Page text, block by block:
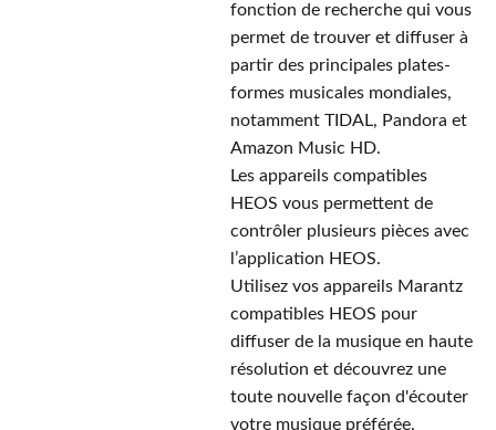
fonction de recherche qui vous
permet de trouver et diffuser à
partir des principales plates-
formes musicales mondiales,
notamment TIDAL, Pandora et
Amazon Music HD.
Les appareils compatibles
HEOS vous permettent de
contrôler plusieurs pièces avec
l’application HEOS.
Utilisez vos appareils Marantz
compatibles HEOS pour
diffuser de la musique en haute
résolution et découvrez une
toute nouvelle façon d'écouter
votre musique préférée.